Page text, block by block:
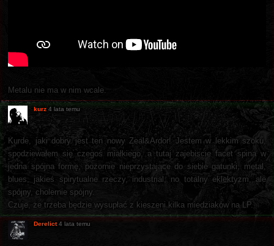
Metalu nie ma w nim wcale.
kurz 4 lata temu
Kurde, jaki dobry jest ten nowy Zeal&Ardor! Jestem w lekkim szoku,
spodziewałem się czegoś miałkiego, a tutaj zajebiscie facet spina w
jedna spójna formę, pozornie nieprzystające do siebie gatunki; metal,
blues, jakieś spirytualne rzeczy, industrial, no totalny eklektyzm, ale
spójny, cholernie spójny.
Czuje, że trzeba będzie wysupłać z kieszeni kilka miedziaków na LP.
Derelict 4 lata temu